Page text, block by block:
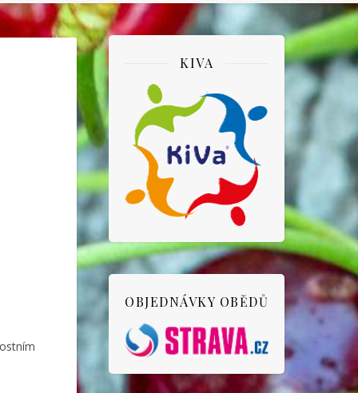
KIVA
OBJEDNÁVKY OBĚDŮ